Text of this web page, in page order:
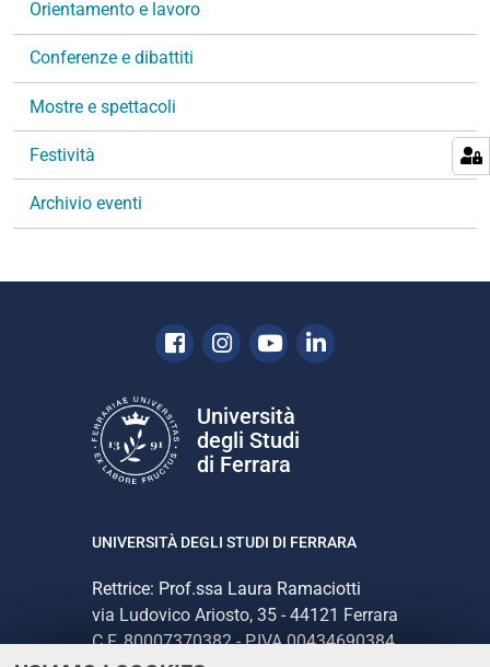
i
n
Orientamento e lavoro
Conferenze e dibattiti
Mostre e spettacoli
Festività
Archivio eventi
Facebook
Instagram
YoutubeLinkedin
Università
degli Studi
di Ferrara
UNIVERSITÀ DEGLI STUDI DI FERRARA
Rettrice: Prof.ssa Laura Ramaciotti
via Ludovico Ariosto, 35 - 44121 Ferrara
C.F. 80007370382 - P.IVA 00434690384